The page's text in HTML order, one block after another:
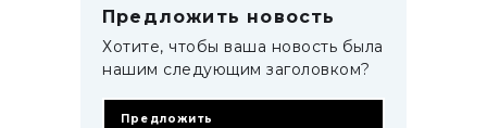
Предложить новость
Хотите, чтобы ваша новость была
нашим следующим заголовком?
Предложить